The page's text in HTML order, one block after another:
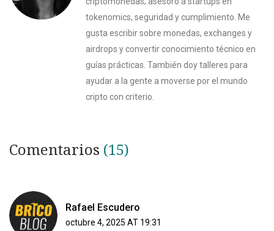
tokenomics, seguridad y cumplimiento. Me
gusta escribir sobre monedas, exchanges y
airdrops y convertir conocimiento técnico en
guías prácticas. También doy talleres para
ayudar a la gente a moverse por el mundo
cripto con criterio.
Comentarios (15)
Rafael Escudero
octubre 4, 2025 AT 19:31